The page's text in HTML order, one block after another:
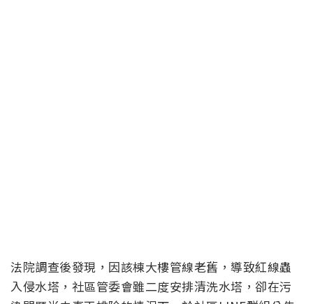
法院調查後發現，因該棟大樓管線老舊，導致紅線蟲
入侵水塔，社區管委會雖二度安排清洗水塔，卻在污